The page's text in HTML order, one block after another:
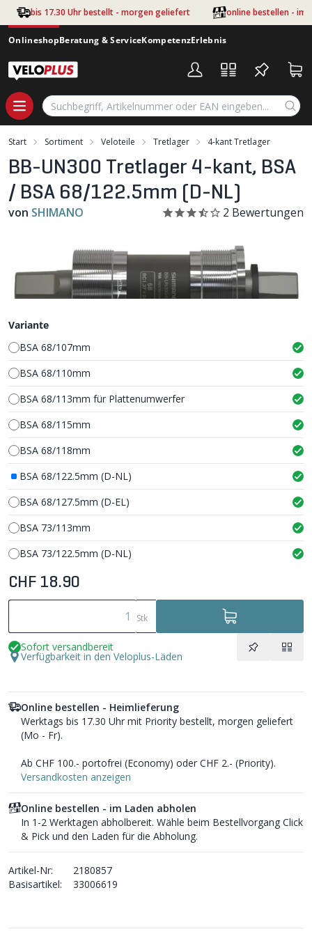
Zum Hauptinhalt springen
bis 17.30 Uhr bestellt - morgen geliefert online bestellen - im
OnlineshopBeratung & ServiceKompetenzErlebnis
Start Sortiment Veloteile Tretlager 4-kant Tretlager
BB-UN300 Tretlager 4-kant, BSA
/ BSA 68/122.5mm (D-NL)
von SHIMANO 2 Bewertungen
Variante
BSA 68/107mm
BSA 68/110mm
BSA 68/113mm für Plattenumwerfer
BSA 68/115mm
BSA 68/118mm
BSA 68/122.5mm (D-NL)
BSA 68/127.5mm (D-EL)
BSA 73/113mm
BSA 73/122.5mm (D-NL)
CHF 18.90
Stk
Sofort versandbereit
Verfügbarkeit in den Veloplus-Läden
Online bestellen - Heimlieferung
Werktags bis 17.30 Uhr mit Priority bestellt, morgen geliefert
(Mo - Fr).
Ab CHF 100.- portofrei (Economy) oder CHF 2.- (Priority).
Versandkosten anzeigen
Online bestellen - im Laden abholen
In 1-2 Werktagen abholbereit. Wähle beim Bestellvorgang Click
& Pick und den Laden für die Abholung.
Artikel-Nr:
2180857
Basisartikel:
33006619